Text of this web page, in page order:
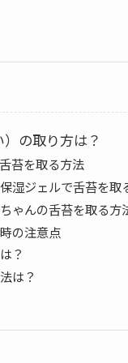
の取り方は？
苔を取る方法
湿ジェルで舌苔を取
ゃんの舌苔を取る方
の注意点
？
は？